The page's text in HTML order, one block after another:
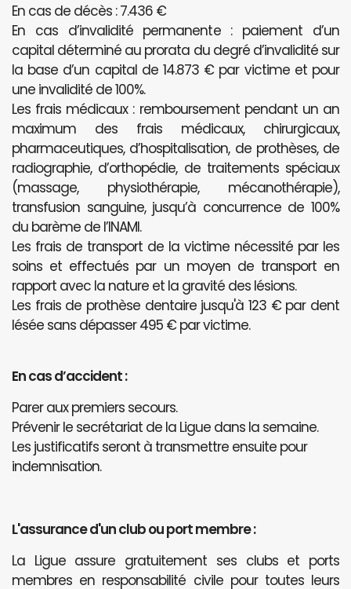
En cas de décès : 7.436 €
En cas d’invalidité permanente : paiement d’un
capital déterminé au prorata du degré d’invalidité sur
la base d’un capital de 14.873 € par victime et pour
une invalidité de 100%.
Les frais médicaux : remboursement pendant un an
maximum des frais médicaux, chirurgicaux,
pharmaceutiques, d’hospitalisation, de prothèses, de
radiographie, d’orthopédie, de traitements spéciaux
(massage, physiothérapie, mécanothérapie),
transfusion sanguine, jusqu’à concurrence de 100%
du barème de l’INAMI.
Les frais de transport de la victime nécessité par les
soins et effectués par un moyen de transport en
rapport avec la nature et la gravité des lésions.
Les frais de prothèse dentaire jusqu'à 123 € par dent
lésée sans dépasser 495 € par victime.
En cas d’accident :
Parer aux premiers secours.
Prévenir le secrétariat de la Ligue dans la semaine.
Les justificatifs seront à transmettre ensuite pour
indemnisation.
L'assurance d'un club ou port membre :
La Ligue assure gratuitement ses clubs et ports
membres en responsabilité civile pour toutes leurs